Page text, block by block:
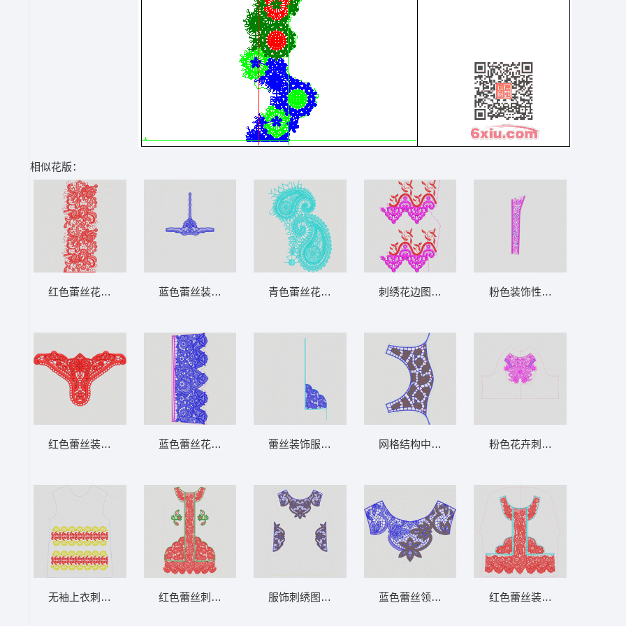
相似花版：
红色蕾丝花边图案设计 水溶满幅
红色蕾丝装饰图案 水溶内衣
无袖上衣刺绣图案设计图 水溶条码
蓝色蕾丝装饰图案 水溶馬夹
蓝色蕾丝花边设计图 水溶条码
红色蕾丝刺绣服装设计图 水溶馬夹
青色蕾丝花纹图案 水溶满幅
蕾丝装饰服装设计图 水溶衣边
服饰刺绣图案设计图 水溶领
刺绣花边图案设计 水溶满幅
网格结构中的不规则填充图案 水溶领
蓝色蕾丝领口刺绣设计 水溶领
粉色装饰性图案设计图 水溶
粉色花卉刺绣上衣设计图 水
红色蕾丝装饰服装裁剪图 水